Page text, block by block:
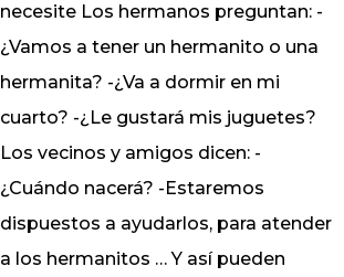
necesite Los hermanos preguntan: -
¿Vamos a tener un hermanito o una
hermanita? -¿Va a dormir en mi
cuarto? -¿Le gustará mis juguetes?
Los vecinos y amigos dicen: -
¿Cuándo nacerá? -Estaremos
dispuestos a ayudarlos, para atender
a los hermanitos … Y así pueden